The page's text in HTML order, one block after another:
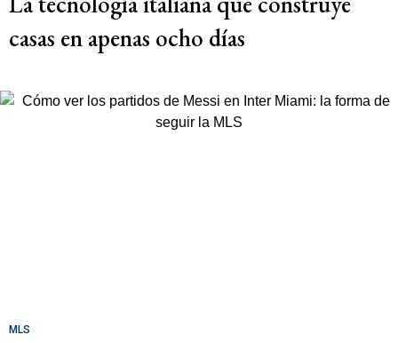
casas en apenas ocho días
MLS